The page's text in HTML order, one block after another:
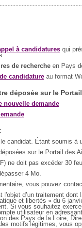
à candidatures qui
de recherche en Pays
candidature au format
déposée sur le
nouvelle demande
candidat. Étant soumis
sur le Portail des
ne doit pas excéder 30
4 Mo.
vous pouvez
l'objet d’un traitement
et libertés » du 6
Si vous souhaitez
utilisateur en
des Pays de la Loire,
motifs légitimes, vous